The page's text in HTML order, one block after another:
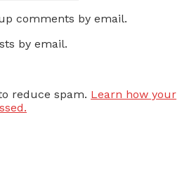
comments by email.
by email.
reduce spam. Learn how your